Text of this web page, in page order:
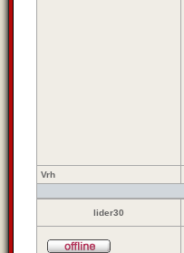
Vrh
lider30